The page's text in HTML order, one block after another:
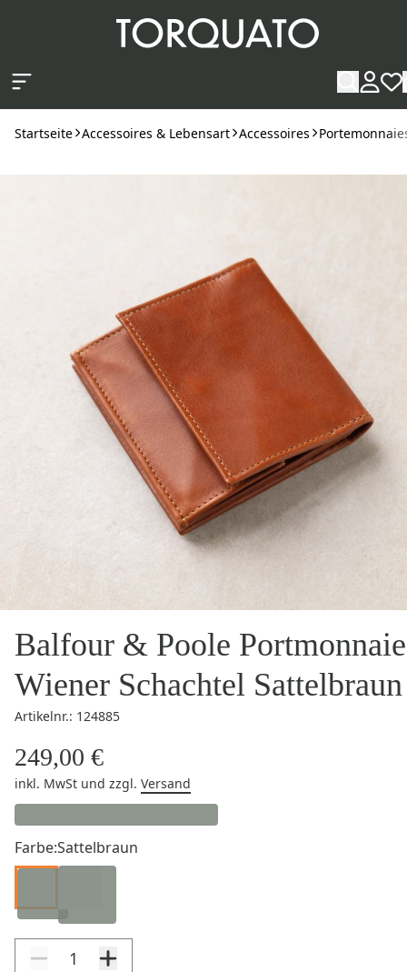
Startseite Accessoires & Lebensart Accessoires
Balfour & Poole Portmonnaie
Wiener Schachtel Sattelbraun
Artikelnr.: 124885
249,00 €
inkl. MwSt und zzgl. Versand
Farbe:Sattelbraun